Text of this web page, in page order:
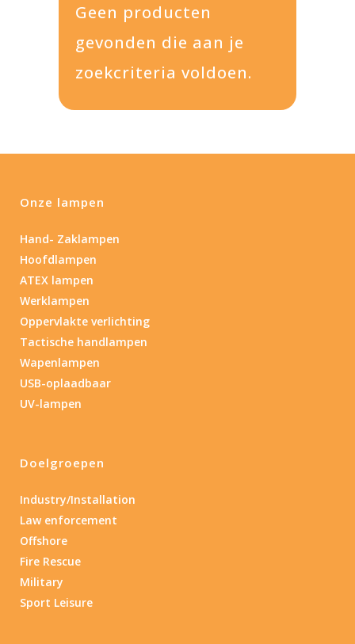
Geen producten
gevonden die aan je
zoekcriteria voldoen.
Onze lampen
Hand- Zaklampen
Hoofdlampen
ATEX lampen
Werklampen
Oppervlakte verlichting
Tactische handlampen
Wapenlampen
USB-oplaadbaar
UV-lampen
Doelgroepen
Industry/Installation
Law enforcement
Offshore
Fire Rescue
Military
Sport Leisure